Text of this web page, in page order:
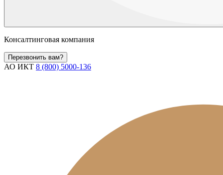
Консалтинговая компания
Перезвонить вам?
АО ИКТ 8 (800) 5000-136